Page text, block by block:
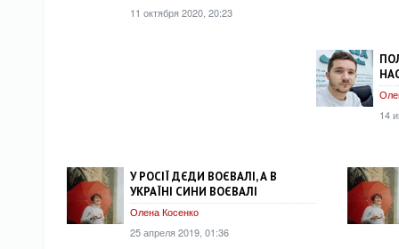
11 октября 2020, 20:23
14
У РОСІЇ ДЄДИ ВОЄВАЛІ, А В
УКРАЇНІ СИНИ ВОЄВАЛІ
Олена Косенко
25 апреля 2019, 01:36